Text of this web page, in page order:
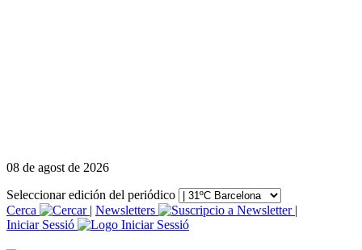
08 de agost de 2026
Seleccionar edición del periódico
Cerca
| Newsletters
|
Iniciar Sessió